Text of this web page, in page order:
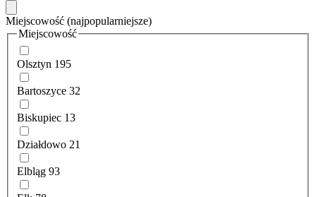
Miejscowość (najpopularniejsze)
Miejscowość
Olsztyn 195
Bartoszyce 32
Biskupiec 13
Działdowo 21
Elbląg 93